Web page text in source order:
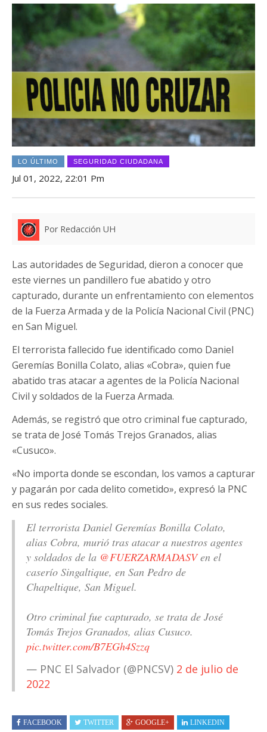
LO ÚLTIMO SEGURIDAD CIUDADANA
Jul 01, 2022, 22:01 Pm
Por Redacción UH
Las autoridades de Seguridad, dieron a conocer que
este viernes un pandillero fue abatido y otro
capturado, durante un enfrentamiento con elementos
de la Fuerza Armada y de la Policía Nacional Civil (PNC)
en San Miguel.
El terrorista fallecido fue identificado como Daniel
Geremías Bonilla Colato, alias «Cobra», quien fue
abatido tras atacar a agentes de la Policía Nacional
Civil y soldados de la Fuerza Armada.
Además, se registró que otro criminal fue capturado,
se trata de José Tomás Trejos Granados, alias
«Cusuco».
«No importa donde se escondan, los vamos a capturar
y pagarán por cada delito cometido», expresó la PNC
en sus redes sociales.
El terrorista Daniel Geremías Bonilla Colato,
alias Cobra, murió tras atacar a nuestros agentes
y soldados de la @FUERZARMADASVen el
caserío Singaltique, en San Pedro de
Chapeltique, San Miguel.
Otro criminal fue capturado, se trata de José
Tomás Trejos Granados, alias Cusuco.
pic.twitter.com/B7EGh4Szzq
— PNC El Salvador (@PNCSV) 2 de julio de
2022
FACEBOOK TWITTER GOOGLE+ LINKEDIN